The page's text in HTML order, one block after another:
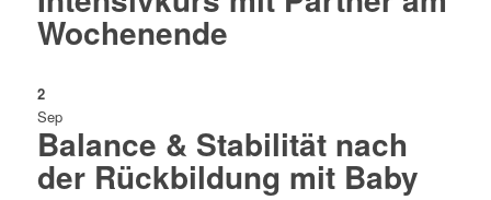
Wochenende
2
Sep
Balance & Stabilität nach
der Rückbildung mit Baby